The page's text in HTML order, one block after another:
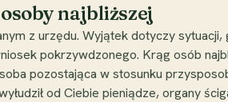
najbliższej
z urzędu. Wyjątek dotyczy
pokrzywdzonego. Krąg osób
pozostająca w stosunku
od Ciebie pieniądze, organy